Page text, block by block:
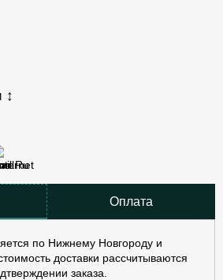
↕
Оплата
по Нижнему Новгороду и
доставки рассчитываются
заказа.